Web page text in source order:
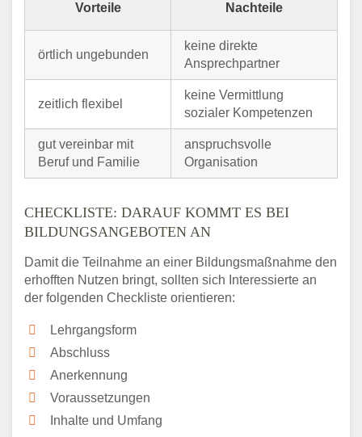
Vorteile Nachteile
örtlich ungebunden
keine direkte
Ansprechpartner
zeitlich flexibel
keine Vermittlung
sozialer Kompetenzen
gut vereinbar mit
Beruf und Familie
anspruchsvolle
Organisation
CHECKLISTE: DARAUF KOMMT ES BEI
BILDUNGSANGEBOTEN AN
Damit die Teilnahme an einer Bildungsmaßnahme den
erhofften Nutzen bringt, sollten sich Interessierte an
der folgenden Checkliste orientieren:
Lehrgangsform
Abschluss
Anerkennung
Voraussetzungen
Inhalte und Umfang